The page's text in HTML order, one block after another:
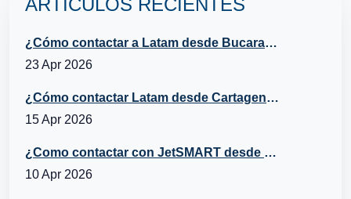
¿Cómo contactar a Latam desde Bucaramanga?
23 Apr 2026
¿Cómo contactar Latam desde Cartagena?
15 Apr 2026
¿Como contactar con JetSMART desde Cartagena, Chile?
10 Apr 2026